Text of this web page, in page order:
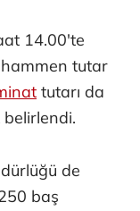
14.00'te
tutar
tutarı da
de
baş